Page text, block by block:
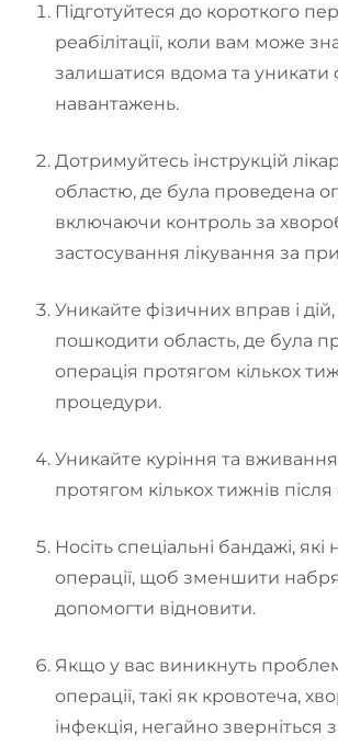
Підготуйтеся до короткого
реабілітації, коли вам може
залишатися вдома та уникати
навантажень.
Дотримуйтесь інструкцій
областю, де була проведена
включаючи контроль за
застосування лікування за
Уникайте фізичних вправ і
пошкодити область, де була
операція протягом кількох
процедури.
Уникайте куріння та
протягом кількох тижнів після
Носіть спеціальні бандажі, які
операції, щоб зменшити
допомогти відновити.
Якщо у вас виникнуть
операції, такі як кровотеча,
інфекція, негайно